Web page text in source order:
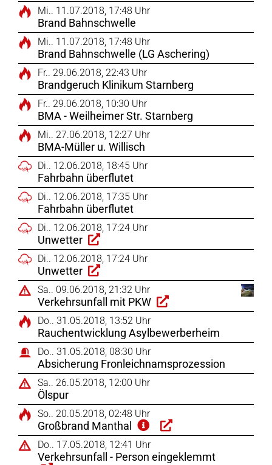
Mi.. 11.07.2018, 17:48 Uhr
Brand Bahnschwelle
Mi.. 11.07.2018, 17:48 Uhr
Brand Bahnschwelle (LG Aschering)
Fr.. 29.06.2018, 22:43 Uhr
Brandgeruch Klinikum Starnberg
Fr.. 29.06.2018, 10:30 Uhr
BMA - Weilheimer Str. Starnberg
Mi.. 27.06.2018, 12:27 Uhr
BMA-Müller u. Willisch
Di.. 12.06.2018, 18:45 Uhr
Fahrbahn überflutet
Di.. 12.06.2018, 17:35 Uhr
Fahrbahn überflutet
Di.. 12.06.2018, 17:24 Uhr
Unwetter
Di.. 12.06.2018, 17:24 Uhr
Unwetter
Sa.. 09.06.2018, 21:32 Uhr
Verkehrsunfall mit PKW
Do.. 31.05.2018, 13:52 Uhr
Rauchentwicklung Asylbewerberheim
Do.. 31.05.2018, 08:30 Uhr
Absicherung Fronleichnamsprozession
Sa.. 26.05.2018, 12:00 Uhr
Ölspur
So.. 20.05.2018, 02:48 Uhr
Großbrand Manthal
Do.. 17.05.2018, 12:41 Uhr
Verkehrsunfall - Person eingeklemmt